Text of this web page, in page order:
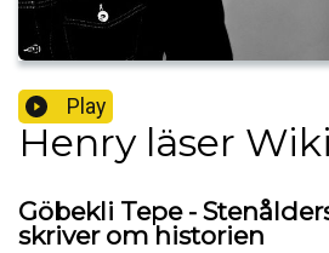
Play
Henry läser
Göbekli Tepe -
skriver om historien